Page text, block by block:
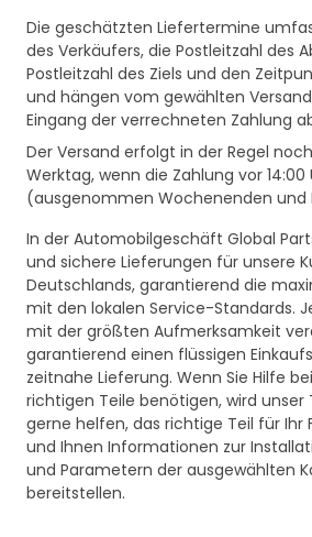
Die geschätzten Liefertermine
des Verkäufers, die Postleitzahl des
Postleitzahl des Ziels und den
und hängen vom gewählten
Eingang der verrechneten Zahlung
Der Versand erfolgt in der Regel
Werktag, wenn die Zahlung vor 14:00
(ausgenommen Wochenenden und
In der Automobilgeschäft Global
und sichere Lieferungen für unsere
Deutschlands, garantierend die
mit den lokalen Service-Standards.
mit der größten Aufmerksamkeit
garantierend einen flüssigen
zeitnahe Lieferung. Wenn Sie Hilfe
richtigen Teile benötigen, wird unser
gerne helfen, das richtige Teil für Ihr
und Ihnen Informationen zur
und Parametern der ausgewählten
bereitstellen.